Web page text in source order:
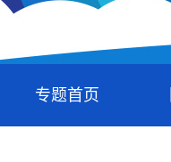
专题首页